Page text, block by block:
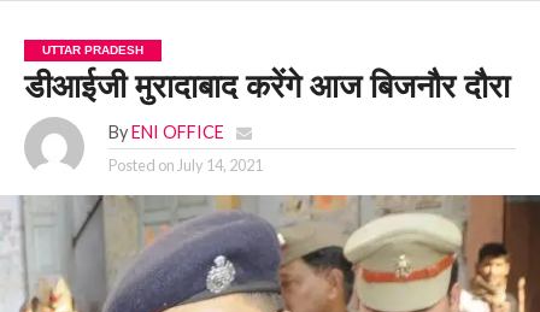
UTTAR PRADESH
डीआईजी मुरादाबाद करेंगे आज बिजनौर दौरा
By ENI OFFICE
Posted on July 14, 2021